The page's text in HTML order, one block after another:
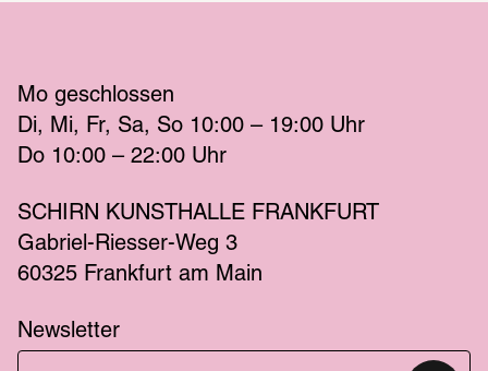
Mo geschlossen
Di
Mi Fr Sa So 10:00 – 19:00 Uhr
Do 10:00 – 22:00 Uhr
SCHIRN KUNSTHALLE FRANKFURT
Gabriel-Riesser-Weg 3
60325 Frankfurt am Main
Newsletter